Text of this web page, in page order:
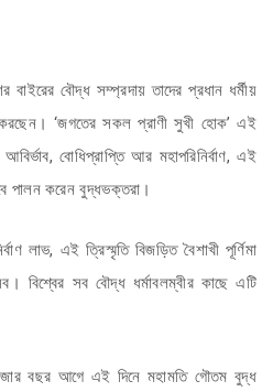
বৌদ্ধ সম্প্রদায় তাদের প্রধান ধর্মীয়
করছেন। ‘জগতের সকল প্রাণী সুখী হোক’ এই
বোধিপ্রাপ্তি আর মহাপরিনির্বাণ, এই
পালন করেন বুদ্ধভক্তরা।
লাভ, এই ত্রিস্মৃতি বিজড়িত বৈশাখী পূর্ণিমা
বিশ্বের সব বৌদ্ধ ধর্মাবলম্বীর কাছে এটি
বছর আগে এই দিনে মহামতি গৌতম বুদ্ধ